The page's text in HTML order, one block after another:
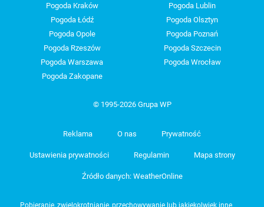
Pogoda Kraków
Pogoda Lublin
Pogoda Łódź
Pogoda Olsztyn
Pogoda Opole
Pogoda Poznań
Pogoda Rzeszów
Pogoda Szczecin
Pogoda Warszawa
Pogoda Wrocław
Pogoda Zakopane
© 1995-2026 Grupa WP
Reklama O nas Prywatność
Ustawienia prywatności Regulamin Mapa strony
Źródło danych: WeatherOnline
Pobieranie, zwielokrotnianie, przechowywanie lub jakiekolwiek inne